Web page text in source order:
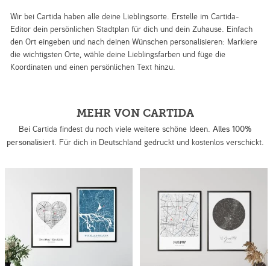
Wir bei Cartida haben alle deine Lieblingsorte. Erstelle im Cartida-
Editor dein persönlichen Stadtplan für dich und dein Zuhause. Einfach
den Ort eingeben und nach deinen Wünschen personalisieren: Markiere
die wichtigsten Orte, wähle deine Lieblingsfarben und füge die
Koordinaten und einen persönlichen Text hinzu.
MEHR VON CARTIDA
Bei Cartida findest du noch viele weitere schöne Ideen. Alles 100%
personalisiert. Für dich in Deutschland gedruckt und kostenlos verschickt.